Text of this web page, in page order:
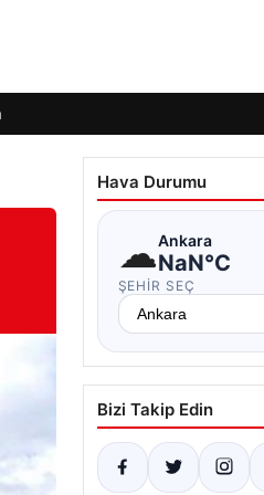
Hava Durumu
☁Ankara
NaN°C
ŞEHIR SEÇ
Bizi Takip Edin